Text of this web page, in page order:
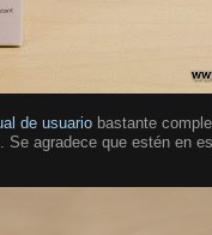
de usuario bastante
agradece que estén en